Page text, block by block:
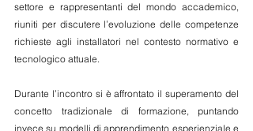
settore e rappresentanti del mondo accademico,
riuniti per discutere l’evoluzione delle competenze
richieste agli installatori nel contesto normativo e
tecnologico attuale.
Durante l’incontro si è affrontato il superamento del
concetto tradizionale di formazione, puntando
invece su modelli di apprendimento esperienziale e